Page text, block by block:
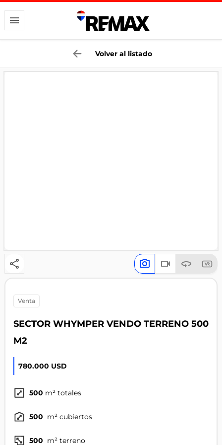
Volver al listado
venta
SECTOR WHYMPER VENDO TERRENO 500
M2
780.000 USD
500 m² totales
500 m² cubiertos
500 m² terreno